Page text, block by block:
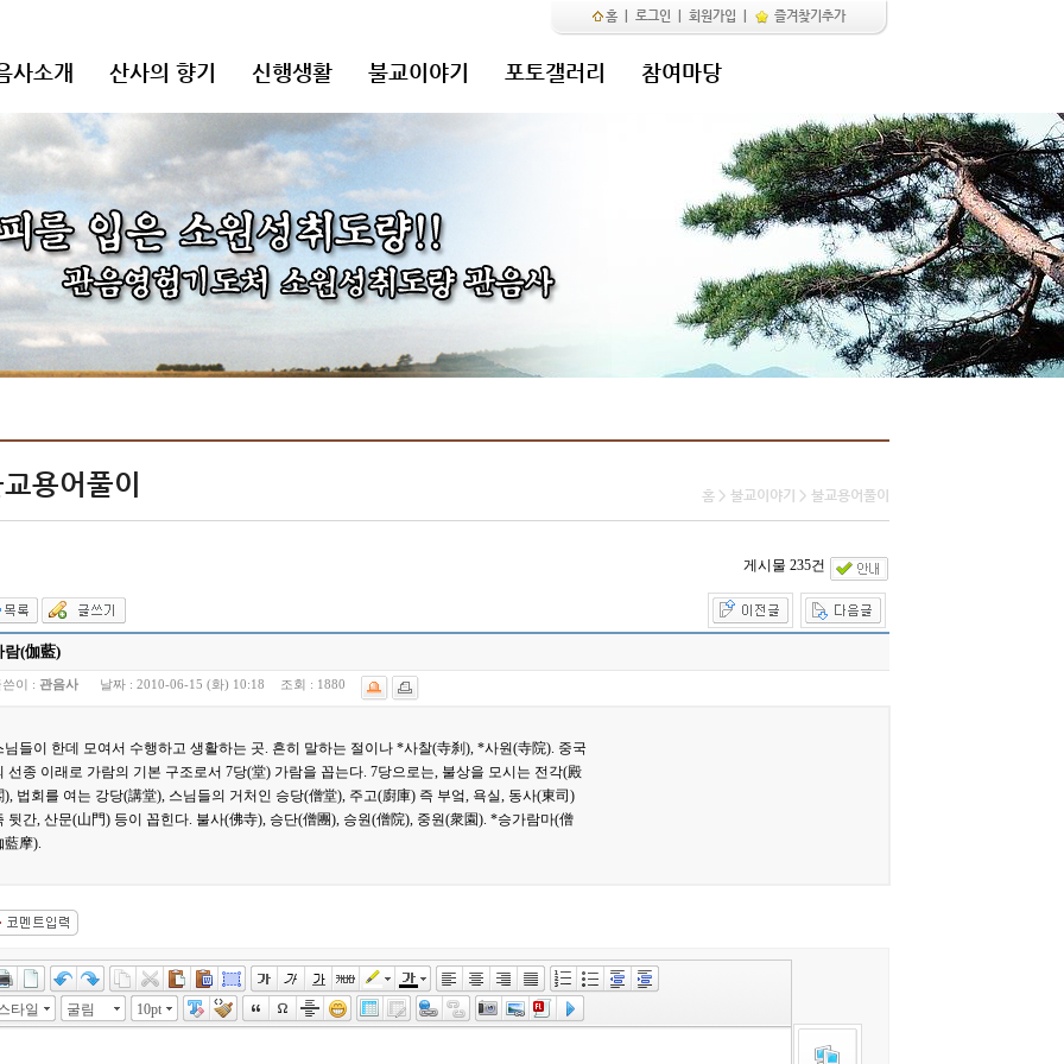
홈| 로그인 회원가입 즐겨찾기추가
사소개 산사의 향기 신행생활 불교이야기 포토갤러리 참여마당
용어풀이 홈 > 불교이야기 > 불교용어풀이
게시물 235건
람(伽藍)
쓴이 : 관음사 날짜 : 2010-06-15 (화) 10:18 조회 : 1880
님들이 한데 모여서 수행하고 생활하는 곳. 흔히 말하는 절이나 *사찰(寺刹), *사원(寺院). 중국
선종 이래로 가람의 기본 구조로서 7당(堂) 가람을 꼽는다. 7당으로는, 불상을 모시는 전각(殿
), 법회를 여는 강당(講堂), 스님들의 거처인 승당(僧堂), 주고(廚庫) 즉 부엌, 욕실, 동사(東司)
뒷간, 산문(山門) 등이 꼽힌다. 불사(佛寺), 승단(僧團), 승원(僧院), 중원(衆園). *승가람마(僧
藍摩).
타일 굴림 10pt